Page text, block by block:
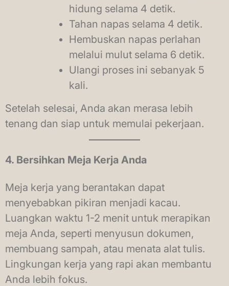
hidung selama 4 detik.
Tahan napas selama 4 detik.
Hembuskan napas perlahan
melalui mulut selama 6 detik.
Ulangi proses ini sebanyak 5
kali.
Setelah selesai, Anda akan merasa lebih
tenang dan siap untuk memulai pekerjaan.
4. Bersihkan Meja Kerja Anda
Meja kerja yang berantakan dapat
menyebabkan pikiran menjadi kacau.
Luangkan waktu 1-2 menit untuk merapikan
meja Anda, seperti menyusun dokumen,
membuang sampah, atau menata alat tulis.
Lingkungan kerja yang rapi akan membantu
Anda lebih fokus.